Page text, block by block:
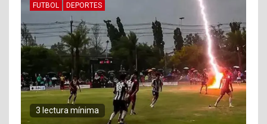
FUTBOL DEPORTES
3 lectura mínima